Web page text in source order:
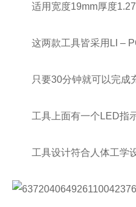
适用宽度19mm厚度
这两款工具皆采用LI – PO
只要30分钟就可以完成充
工具上面有一个LED指示
工具设计符合人体工学设